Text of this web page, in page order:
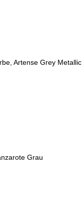
Artense Grey Metallic
Grau